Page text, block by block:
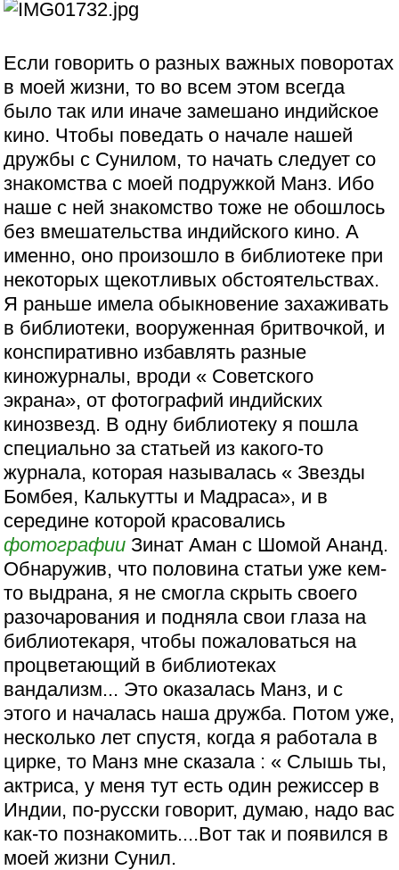
Если говорить о разных важных поворотах
в моей жизни, то во всем этом всегда
было так или иначе замешано индийское
кино. Чтобы поведать о начале нашей
дружбы с Сунилом, то начать следует со
знакомства с моей подружкой Манз. Ибо
наше с ней знакомство тоже не обошлось
без вмешательства индийского кино. А
именно, оно произошло в библиотеке при
некоторых щекотливых обстоятельствах.
Я раньше имела обыкновение захаживать
в библиотеки, вооруженная бритвочкой, и
конспиративно избавлять разные
киножурналы, вроди « Советского
экрана», от фотографий индийских
кинозвезд. В одну библиотеку я пошла
специально за статьей из какого-то
журнала, которая называлась « Звезды
Бомбея, Калькутты и Мадраса», и в
середине которой красовались
фотографии Зинат Аман с Шомой Ананд.
Обнаружив, что половина статьи уже кем-
то выдрана, я не смогла скрыть своего
разочарования и подняла свои глаза на
библиотекаря, чтобы пожаловаться на
процветающий в библиотеках
вандализм... Это оказалась Манз, и с
этого и началась наша дружба. Потом уже,
несколько лет спустя, когда я работала в
цирке, то Манз мне сказала : « Слышь ты,
актриса, у меня тут есть один режиссер в
Индии, по-русски говорит, думаю, надо вас
как-то познакомить....Вот так и появился в
моей жизни Сунил.